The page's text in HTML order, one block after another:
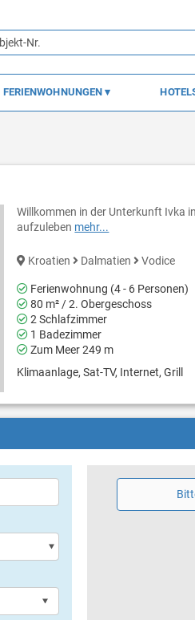
FERIENWOHNUNGEN
Willkommen in der Unterkunft Ivka
aufzuleben mehr...
Kroatien Dalmatien Vodice
Ferienwohnung (4 - 6 Personen)
80 m² / 2. Obergeschoss
2 Schlafzimmer
1 Badezimmer
Zum Meer 249 m
Klimaanlage, Sat-TV, Internet, Grill